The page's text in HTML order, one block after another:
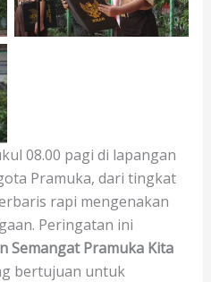
08.00 pagi di lapangan
Pramuka, dari tingkat
rapi mengenakan
Peringatan ini
Semangat Pramuka Kita
bertujuan untuk